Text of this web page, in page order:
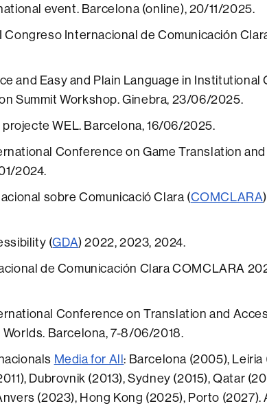
event. Barcelona (online), 20/11/2025.
Congreso Internacional de Comunicación
and Easy and Plain Language in Institutional
Summit Workshop. Ginebra, 23/06/2025.
WEL. Barcelona, 16/06/2025.
Conference on Game Translation
2024.
sobre Comunicació Clara (COMCLARA
(GDA) 2022, 2023, 2024.
de Comunicación Clara COMCLARA
Conference on Translation and
Worlds. Barcelona, 7-8/06/2018.
Media for All: Barcelona (2005),
Dubrovnik (2013), Sydney (2015), Qatar
(2023), Hong Kong (2025), Porto (2027).